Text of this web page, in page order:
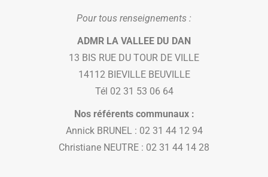
Pour tous renseignements :
ADMR LA VALLEE DU DAN
13 BIS RUE DU TOUR DE VILLE
14112 BIEVILLE BEUVILLE
Tél 02 31 53 06 64
Nos référents communaux :
Annick BRUNEL : 02 31 44 12 94
Christiane NEUTRE : 02 31 44 14 28